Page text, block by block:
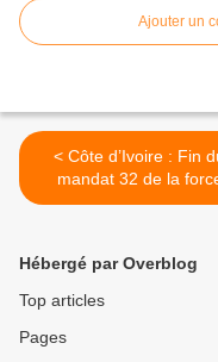
Ajouter un
< Côte d’Ivoire : Fin du
mandat 32 de la
Licorne
Hébergé par Overblog
Top articles
Pages